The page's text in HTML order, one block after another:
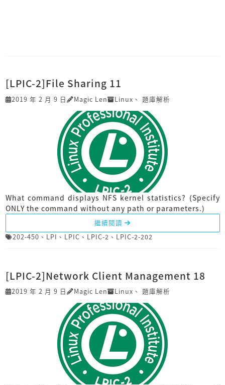
[LPIC-2]File Sharing 11
2019 年 2 月 9 日 Magic Len Linux 、 題庫解析
What command displays NFS kernel statistics? (Specify
ONLY the command without any path or parameters.)
繼續閱讀
202-450 、 LPI 、 LPIC 、 LPIC-2 、 LPIC-2-202
[LPIC-2]Network Client Management 18
2019 年 2 月 9 日 Magic Len Linux 、 題庫解析